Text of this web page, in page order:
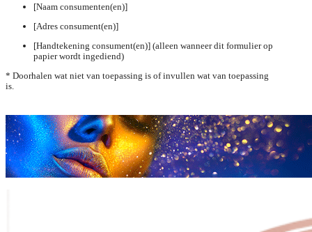
[Naam consumenten(en)]
[Adres consument(en)]
[Handtekening consument(en)] (alleen wanneer dit formulier op
papier wordt ingediend)
* Doorhalen wat niet van toepassing is of invullen wat van toepassing
is.